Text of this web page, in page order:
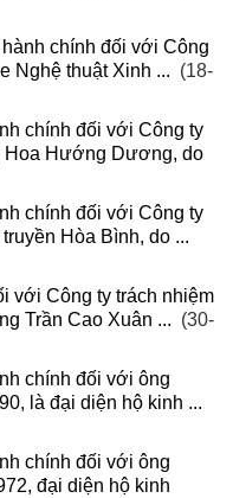
chính đối với Công
Nghệ thuật Xinh ... (18-
chính đối với Công ty
Hoa Hướng Dương, do
chính đối với Công ty
Hòa Bình, do ...
với Công ty trách nhiệm
Trần Cao Xuân ... (30-
chính đối với ông
là đại diện hộ kinh ...
chính đối với ông
đại diện hộ kinh